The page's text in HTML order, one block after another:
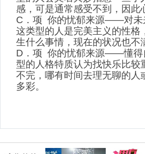
感，可是通常感受不到，因此
C．项 你的忧郁来源——对未
这类型的人是完美主义的性
生什么事情，现在的状况也
D．项 你的忧郁来源——懂得
型的人格特质认为找快乐比
不完，哪有时间去理无聊的
多彩。